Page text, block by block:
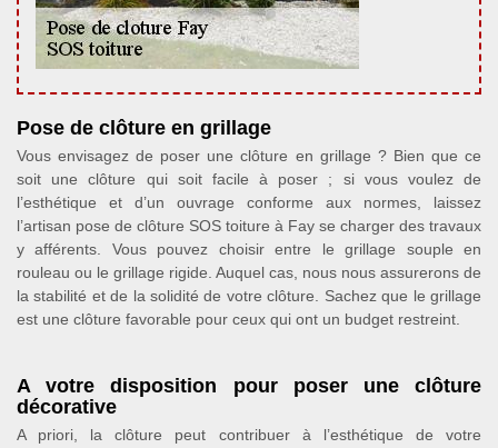
Pose de clôture en grillage
Vous envisagez de poser une clôture en grillage ? Bien que ce
soit une clôture qui soit facile à poser ; si vous voulez de
l’esthétique et d’un ouvrage conforme aux normes, laissez
l’artisan pose de clôture SOS toiture à Fay se charger des travaux
y afférents. Vous pouvez choisir entre le grillage souple en
rouleau ou le grillage rigide. Auquel cas, nous nous assurerons de
la stabilité et de la solidité de votre clôture. Sachez que le grillage
est une clôture favorable pour ceux qui ont un budget restreint.
A votre disposition pour poser une clôture
décorative
A priori, la clôture peut contribuer à l’esthétique de votre